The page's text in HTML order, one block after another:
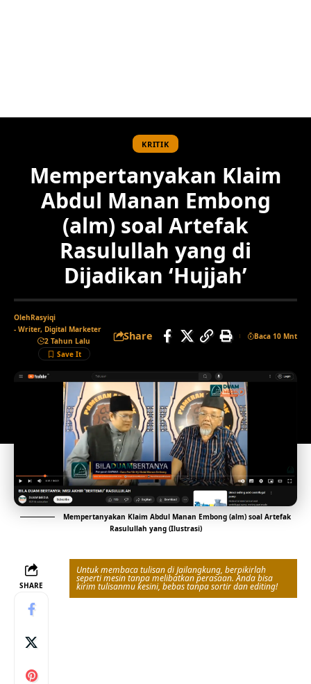
KRITIK
Mempertanyakan Klaim
Abdul Manan Embong
(alm) soal Artefak
Rasulullah yang di
Dijadikan ‘Hujjah’
OlehRasyiqi
- Writer, Digital Marketer
2 Tahun Lalu
Share Baca 10 Mnt
Mempertanyakan Klaim Abdul Manan Embong (alm) soal Artefak
Rasulullah yang (Ilustrasi)
SHARE
Untuk membaca tulisan di Jailangkung, berpikirlah
seperti mesin tanpa melibatkan perasaan. Anda bisa
kirim tulisanmu kesini, bebas tanpa sortir dan editing!